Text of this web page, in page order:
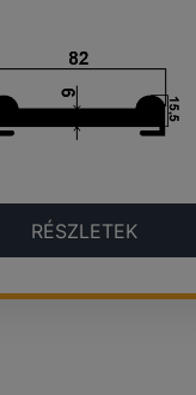
RÉSZLETEK